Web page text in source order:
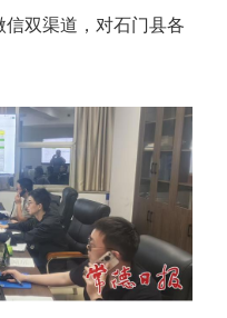
双渠道，对石门县各